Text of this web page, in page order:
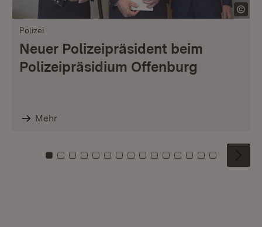
Polizei
Neuer Polizeipräsident beim
Polizeipräsidium Offenburg
Mehr
Zu Kachel: 0
Zu Kachel: 1
Zu Kachel: 2
Zu Kachel: 3
Zu Kachel: 4
Zu Kachel: 5
Zu Kachel: 6
Zu Kachel: 7
Zu Kachel: 8
Zu Kachel: 9
Zu Kachel: 10
Zu Kachel: 11
Zu Kachel: 12
Zu Kachel:
Zu